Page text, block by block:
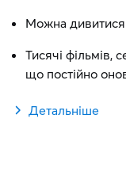
Можна дивитися
Тисячі фільмів,
що постійно
Детальніше